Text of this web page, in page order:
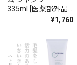
335ml [医薬部外品]-
¥1,760